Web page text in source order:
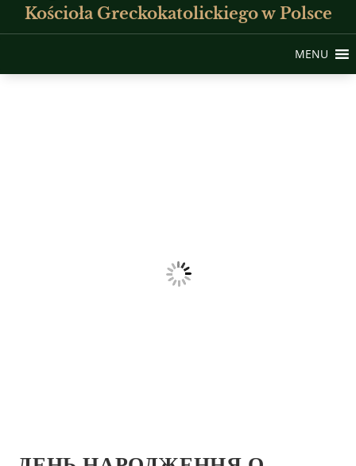
Kościoła Greckokatolickiego w Polsce
MENU